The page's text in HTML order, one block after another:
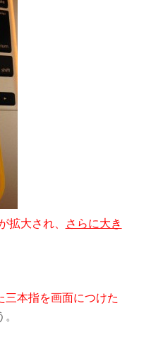
大され、
さらに大き
三本指を画面につけた